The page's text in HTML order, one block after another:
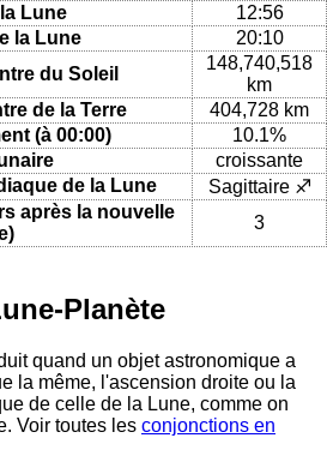
Lune
12:56
la Lune
20:10
du Soleil
148,740,518
km
de la Terre
404,728 km
(à 00:00)
10.1%
croissante
de la Lune
Sagittaire ♐
après la nouvelle
3
Planète
quand un objet astronomique a
la même, l'ascension droite ou la
de celle de la Lune, comme on
Voir toutes les conjonctions en